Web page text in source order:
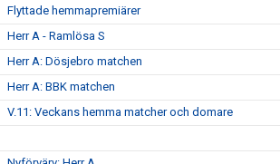
Flyttade hemmapremiärer
Herr A - Ramlösa S
Herr A: Dösjebro matchen
Herr A: BBK matchen
V.11: Veckans hemma matcher och domare